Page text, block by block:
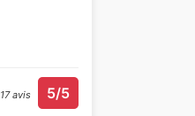
17 avis 5/5